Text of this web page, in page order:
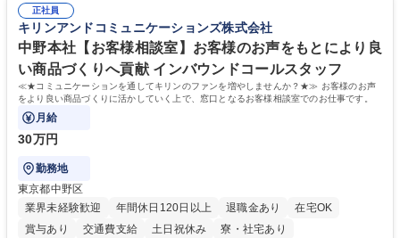
募集職種 【大阪・京都・滋賀】営業事務 ※未経験可
えて、お客様や社員の状況に合わせ、能動的なサポート、改善の動きも期
待され。組織を支えるスペシャリストとして、チームに貢献し、結果的に
社員から頼られる存在になることができます。平均19:30の退勤以降の業
務の持ち帰りも禁止されており、メリハリのある働き方となります。 学
歴・資格 学歴：大学院 大学 高専 短大 語学力： 資格：
正社員
キリンアンドコミュニケーションズ株式会社
中野本社【お客様相談室】お客様のお声をもとにより良
い商品づくりへ貢献 インバウンドコールスタッフ
≪★コミュニケーションを通してキリンのファンを増やしませんか？★≫ お客様のお声
をより良い商品づくりに活かしていく上で、窓口となるお客様相談室でのお仕事です。
月給
30万円
勤務地
東京都中野区
業界未経験歓迎
年間休日120日以上 退職金あり
在宅OK
賞与あり
交通費支給 土日祝休み 寮・社宅あり